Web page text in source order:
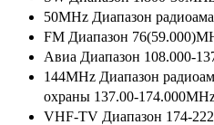
50MHz Диапазон
FM Диапазон
Авиа Диапазон 108.000-
144MHz Диапазон
охраны 137.00-
VHF-TV Диапазон 174-